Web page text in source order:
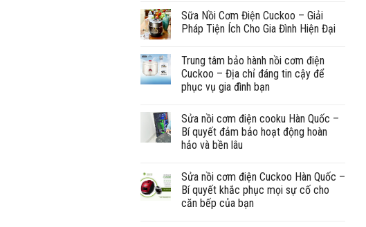
Sữa Nồi Cơm Điện Cuckoo – Giải
Pháp Tiện Ích Cho Gia Đình Hiện Đại
Trung tâm bảo hành nồi cơm điện
Cuckoo – Địa chỉ đáng tin cậy để
phục vụ gia đình bạn
Sửa nồi cơm điện cooku Hàn Quốc –
Bí quyết đảm bảo hoạt động hoàn
hảo và bền lâu
Sửa nồi cơm điện Cuckoo Hàn Quốc –
Bí quyết khắc phục mọi sự cố cho
căn bếp của bạn